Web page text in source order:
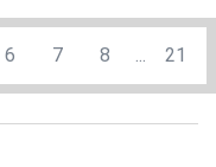
6 7 8 ... 21